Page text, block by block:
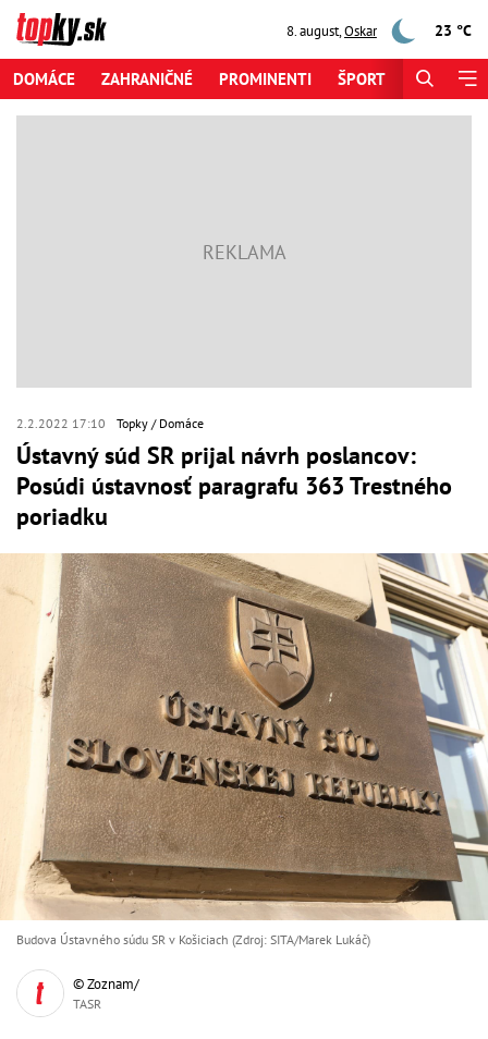
8. august,Oskar 23 °C
DOMÁCE ZAHRANIČNÉ PROMINENTI ŠPORT
2.2.2022 17:10 Topky Domáce
Ústavný súd SR prijal návrh poslancov:
Posúdi ústavnosť paragrafu 363 Trestného
poriadku
Budova Ústavného súdu SR v Košiciach (Zdroj: SITA/Marek Lukáč)
© Zoznam/
TASR